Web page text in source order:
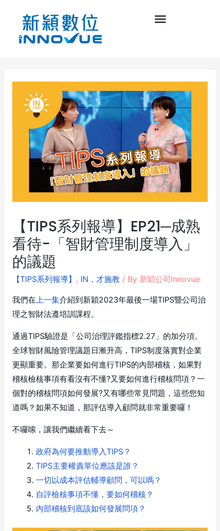
【TIPS系列報導】EP21─成熟
看待-「智財管理制度導入」
的議題
【TIPS系列報導】 , IN，才施教 / By 新穎公司Innovue
我們在上一集介紹到新穎2023年最後一場TIPS暨公司治
理之智財法遵培訓課程。
通過TIPS驗證是「公司治理評鑑指標2.27」的加分項。
全球智財風險管理議題日漸升高，TIPS制度落實對企業
更顯重要。那企業要如何進行TIPS的內部稽核，如果對
稽核檢核事項有看沒有不懂?又要如何進行稽核問項？一
個對的稽核問項如何發展?又有哪些常見問題，這些您知
道嗎？如果不知道，那評估導入顧問就非常重要囉！
不囉嗦，讓我們繼續看下去～
政府為何要推動導入TIPS？
TIPS主要權責單位應該是誰？
一切以成本評估輔導顧問，可以嗎？
自評檢核事項不懂，要如何稽核？
內部稽核到底該如何發展問項？